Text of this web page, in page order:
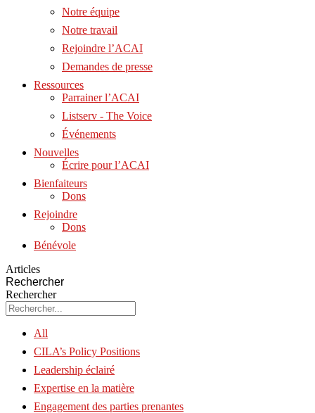
Notre équipe
Notre travail
Rejoindre l’ACAI
Demandes de presse
Ressources
Parrainer l’ACAI
Listserv - The Voice
Événements
Nouvelles
Écrire pour l’ACAI
Bienfaiteurs
Dons
Rejoindre
Dons
Bénévole
Articles
Rechercher
Rechercher
All
CILA’s Policy Positions
Leadership éclairé
Expertise en la matière
Engagement des parties prenantes